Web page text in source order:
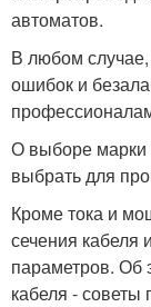
автоматов.
В любом
ошибок и
О выборе марки
выбрать для
Кроме тока и
сечения кабеля
параметров. Об
кабеля - советы